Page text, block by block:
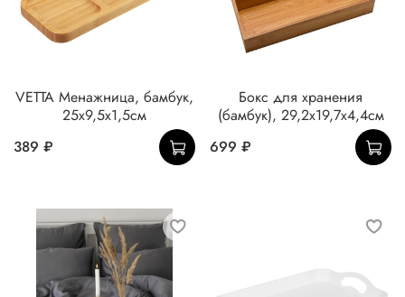
VETTA Менажница, бамбук,
25x9,5x1,5см
389 ₽
Бокс для хранения
(бамбук), 29,2х19,7х4,4см
699 ₽